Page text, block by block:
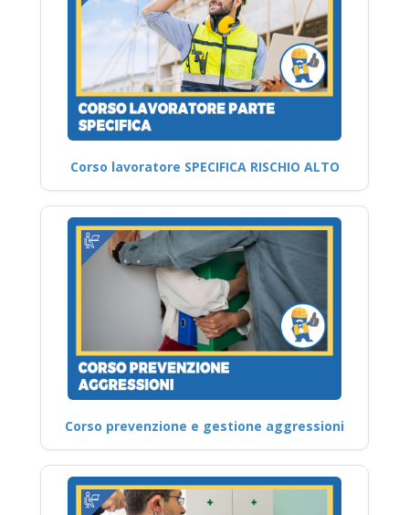
Corso lavoratore SPECIFICA RISCHIO ALTO
Corso prevenzione e gestione aggressioni